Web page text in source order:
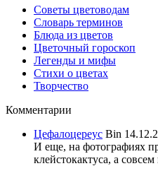
Советы цветоводам
Словарь терминов
Блюда из цветов
Цветочный гороскоп
Легенды и мифы
Стихи о цветах
Творчество
Комментарии
Цефалоцереус Bin
И еще, на фотографиях
клейстокактуса, а